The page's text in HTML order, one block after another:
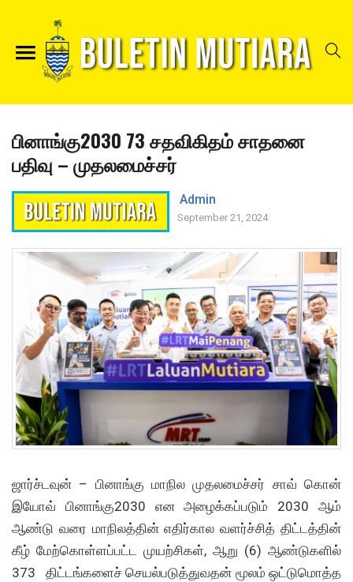
பினாங்கு2030 73 சதவிகிதம் சாதனை
பதிவு – முதலமைச்சர்
Admin
September 21, 2024
ஜார்ச்டவுன் – பினாங்கு மாநில முதலமைச்சர் சாவ் கொன்
இயோவ் பினாங்கு2030 என அழைக்கப்படும் 2030 ஆம்
ஆண்டு வரை மாநிலத்தின் எதிர்கால வளர்ச்சித் திட்டத்தின்
கீழ் மேற்கொள்ளப்பட்ட முயற்சிகள், ஆறு (6) ஆண்டுகளில்
373 திட்டங்களைச் செயல்படுத்துவதன் மூலம் ஒட்டுமொத்த